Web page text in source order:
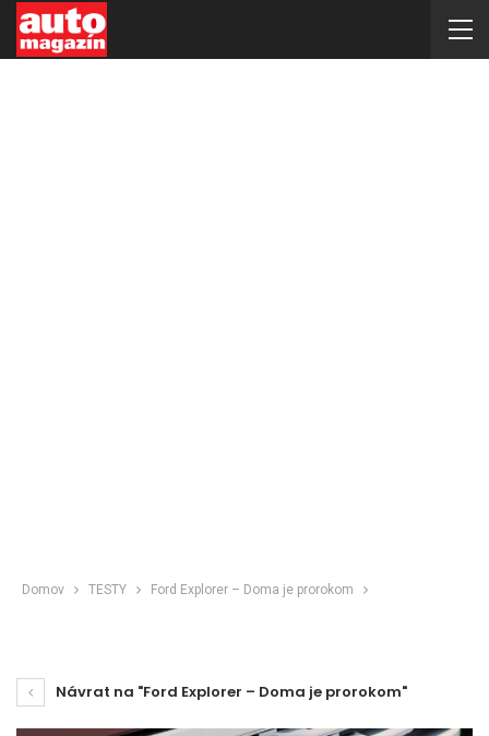
Domov TESTY Ford Explorer – Doma je prorokom
Návrat na "Ford Explorer – Doma je prorokom"